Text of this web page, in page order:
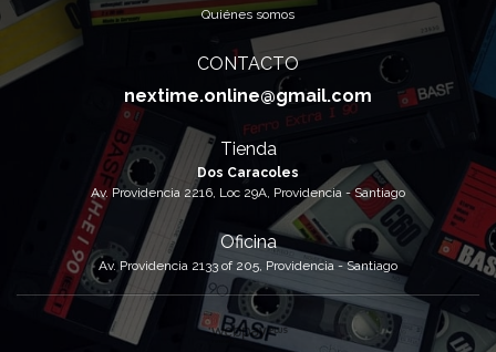
Quiénes somos
CONTACTO
nextime.online@gmail.com
Tienda
Dos Caracoles
Av. Providencia 2216, Loc 29A, Providencia - Santiago
Oficina
Av. Providencia 2133 of 205, Providencia - Santiago